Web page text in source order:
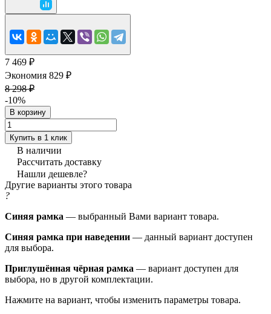
7 469 ₽
Экономия 829 ₽
8 298 ₽
-10%
В корзину
Купить в 1 клик
В наличии
Рассчитать доставку
Нашли дешевле?
Другие варианты этого товара
?
Синяя рамка — выбранный Вами вариант товара.
Синяя рамка при наведении — данный вариант доступен
для выбора.
Приглушённая чёрная рамка — вариант доступен для
выбора, но в другой комплектации.
Нажмите на вариант, чтобы изменить параметры товара.